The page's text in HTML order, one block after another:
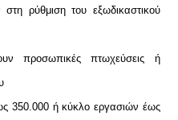
ρύθμιση του εξωδικαστικού
προσωπικές πτωχεύσεις ή
350.000 ή κύκλο εργασιών έως